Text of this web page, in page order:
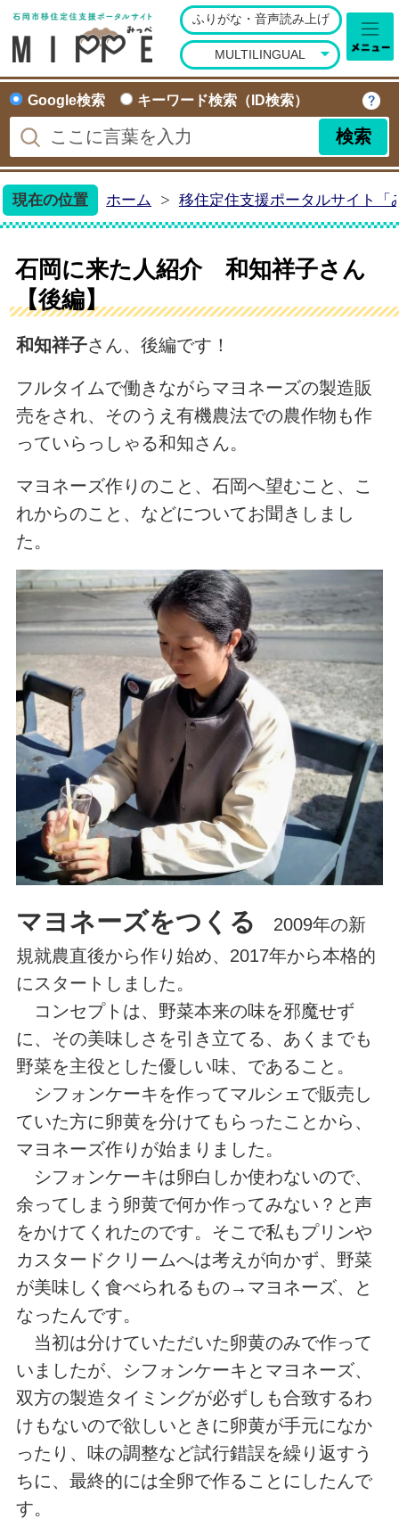
石岡市移住定住ポー
ふりがな・音声読み上げ
MULTILINGUAL
Google検索 キーワード検索（ID検索）
現在の位置 ホーム 移住定住支援ポータルサイト「
石岡に来た人紹介 和知祥子さん
【後編】
和知祥子さん、後編です！
フルタイムで働きながらマヨネーズの製造販
売をされ、そのうえ有機農法での農作物も作
っていらっしゃる和知さん。
マヨネーズ作りのこと、石岡へ望むこと、こ
れからのこと、などについてお聞きしまし
た。
マヨネーズをつくる
2009年の新
規就農直後から作り始め、2017年から本格的
にスタートしました。
コンセプトは、野菜本来の味を邪魔せず
に、その美味しさを引き立てる、あくまでも
野菜を主役とした優しい味、であること。
シフォンケーキを作ってマルシェで販売し
ていた方に卵黄を分けてもらったことから、
マヨネーズ作りが始まりました。
シフォンケーキは卵白しか使わないので、
余ってしまう卵黄で何か作ってみない？と声
をかけてくれたのです。そこで私もプリンや
カスタードクリームへは考えが向かず、野菜
が美味しく食べられるもの→マヨネーズ、と
なったんです。
当初は分けていただいた卵黄のみで作って
いましたが、シフォンケーキとマヨネーズ、
双方の製造タイミングが必ずしも合致するわ
けもないので欲しいときに卵黄が手元になか
ったり、味の調整など試行錯誤を繰り返すう
ちに、最終的には全卵で作ることにしたんで
す。